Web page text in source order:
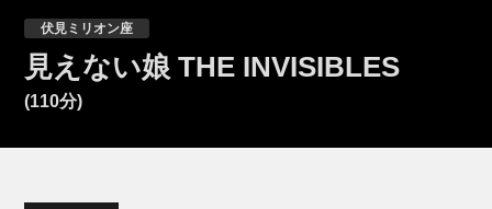
伏見ミリオン座
見えない娘 THE INVISIBLES
(110分)